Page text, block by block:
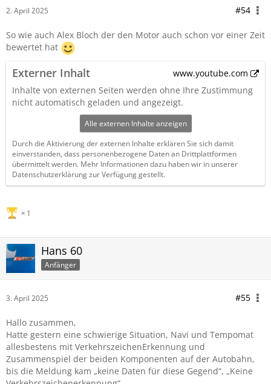
2. April 2025 #54
So wie auch Alex Bloch der den Motor auch schon vor einer Zeit
bewertet hat
Externer Inhalt
www.youtube.com
Inhalte von externen Seiten werden ohne Ihre Zustimmung
nicht automatisch geladen und angezeigt.
Alle externen Inhalte anzeigen
Durch die Aktivierung der externen Inhalte erklären Sie sich damit
einverstanden, dass personenbezogene Daten an Drittplattformen
übermittelt werden. Mehr Informationen dazu haben wir in unserer
Datenschutzerklärung zur Verfügung gestellt.
1
Hans 60
Anfänger
3. April 2025 #55
Hallo zusammen,
Hatte gestern eine schwierige Situation, Navi und Tempomat
allesbestens mit VerkehrszeichenErkennung und
Zusammenspiel der beiden Komponenten auf der Autobahn,
bis die Meldung kam „keine Daten für diese Gegend“, „Keine